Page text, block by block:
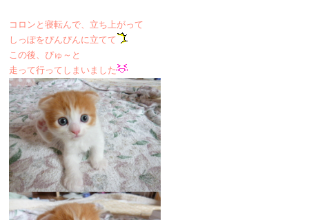
コロンと寝転んで、立ち上がって
しっぽをぴんぴんに立てて
この後、ぴゅ～と
走って行ってしまいました